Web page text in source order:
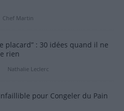
Chef Martin
placard” : 30 idées quand il ne
rien
Nathalie Leclerc
pour Congeler du Pain